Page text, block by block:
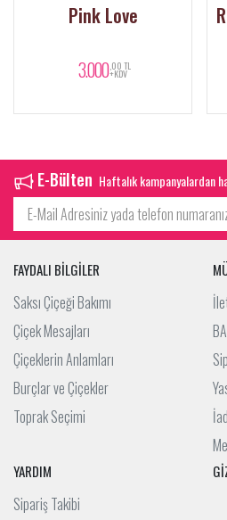
Pink Love
3.000 ,00 TL
+KDV
E-Bülten Haftalık kampanyalardan
FAYDALI BİLGİLER
Saksı Çiçeği Bakımı
Çiçek Mesajları
Çiçeklerin Anlamları
Burçlar ve Çiçekler
Toprak Seçimi
YARDIM
Sipariş Takibi